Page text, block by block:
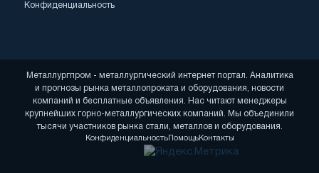
Конфиденциальность
Металлургпром - металлургический интернет портал. Аналитика
и прогнозы рынка металлопроката и оборудования, новости
компаний и бесплатные объявления. Нас читают менеджеры
крупнейших горно-металлургических компаний. Мы объединили
тысячи участников рынка стали, металлов и оборудования.
КонфиденциальностьПомощьКонтакты